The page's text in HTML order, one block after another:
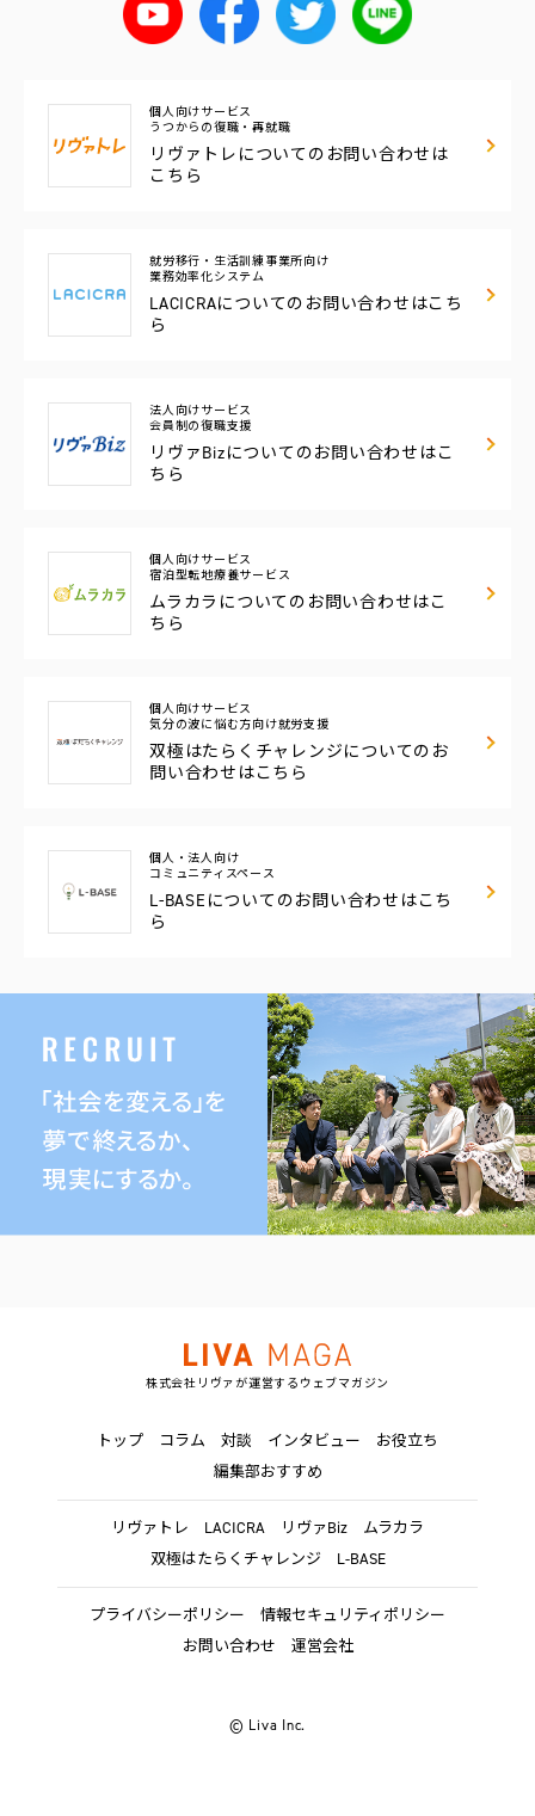
個人向けサービス
うつからの復職・再就職
リヴァトレについての お問い合わせは
こちら
就労移行・生活訓練事業所向け
業務効率化システム
LACICRAについての お問い合わせはこち
ら
法人向けサービス
会員制の復職支援
リヴァBizについてのお問い合わせはこ
ちら
個人向けサービス
宿泊型転地療養サービス
ムラカラについての お問い合わせはこ
ちら
個人向けサービス
気分の波に悩む方向け就労支援
双極はたらくチャレンジについてのお
問い合わせはこちら
個人・法人向け
コミュニティスペース
L-BASEについてのお問い合わせはこち
ら
株式会社リヴァが運営するウェブマガジン
トップ コラム 対談 インタビュー
お役立ち
編集部おすすめ
リヴァトレ LACICRA リヴァBiz
ムラカラ
双極はたらくチャレンジ
L-BASE
プライバシーポリシー
情報セキュリティポリシー
お問い合わせ
運営会社
© Liva Inc.